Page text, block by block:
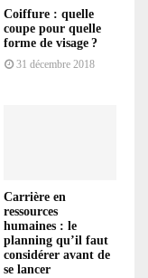
Coiffure : quelle
coupe pour quelle
forme de visage ?
31 décembre 2018
Carrière en
ressources
humaines : le
planning qu’il faut
considérer avant de
se lancer